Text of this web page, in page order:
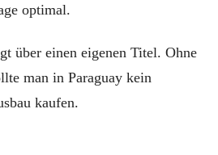
optimal.
über einen eigenen Titel. Ohne
man in Paraguay kein
kaufen.